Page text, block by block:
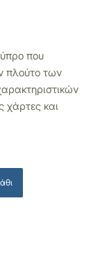
που
πλούτο των
χάρτες και